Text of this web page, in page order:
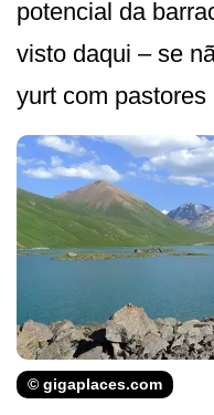
potencial da
visto daqui – se
yurt com pastores
© gigaplaces.com